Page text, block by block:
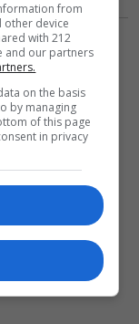
from
other device
with 212
and our partners
on the basis
by managing
of this page
in privacy